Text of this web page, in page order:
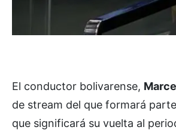
El conductor bolivarense,
de stream del que formará
que significará su vuelta al